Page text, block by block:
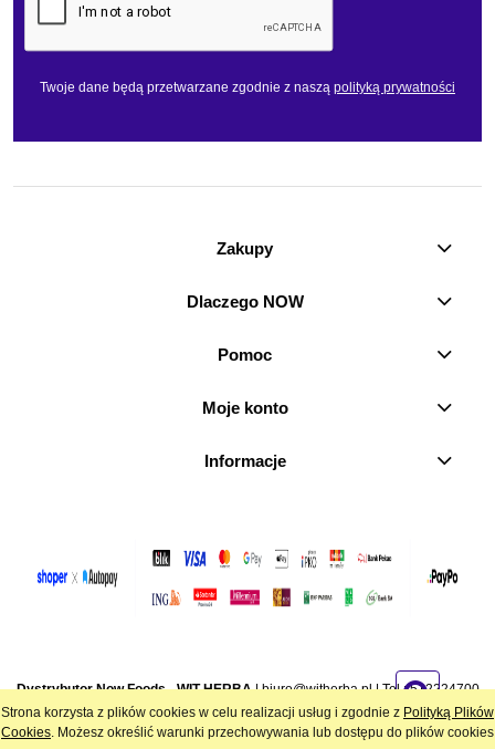
Strona korzysta z plików cookies w celu realizacji usług i zgodnie z Polityką Plików
Cookies. Możesz określić warunki przechowywania lub dostępu do plików cookies
Twoje dane będą przetwarzane zgodnie z naszą polityką prywatności
Zakupy
Dlaczego NOW
Pomoc
Moje konto
Informacje
Dystrybutor Now Foods - WIT-HERBA|biuro@witherba.pl| Tel.:512224700
| NIP: 7282846756 | REGON: 386970179 | Stara Wieś 21, 95-080 Żeromin